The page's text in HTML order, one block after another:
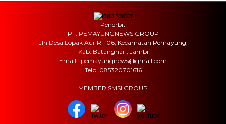
Penerbit
PT. PEMAYUNGNEWS GROUP
Jln Desa Lopak Aur RT 06, Kecamatan Pemayung,
Kab. Batanghari, Jambi
Email : pemayungnews@gmail.com
Telp. 085320701616
MEMBER SMSI GROUP